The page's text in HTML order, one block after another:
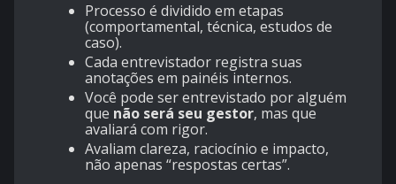
Processo é dividido em etapas
(comportamental, técnica, estudos de
caso).
Cada entrevistador registra suas
anotações em painéis internos.
Você pode ser entrevistado por alguém
que não será seu gestor, mas que
avaliará com rigor.
Avaliam clareza, raciocínio e impacto,
não apenas “respostas certas”.